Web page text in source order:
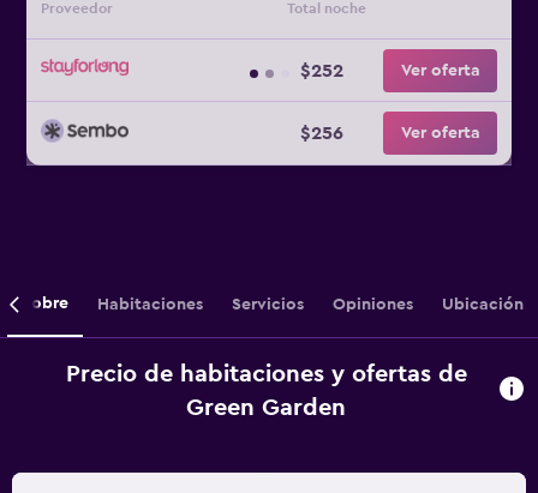
Proveedor Total noche
$252 Ver oferta
$256 Ver oferta
Sobre Habitaciones Servicios Opiniones Ubicación
Precio de habitaciones y ofertas de
Green Garden